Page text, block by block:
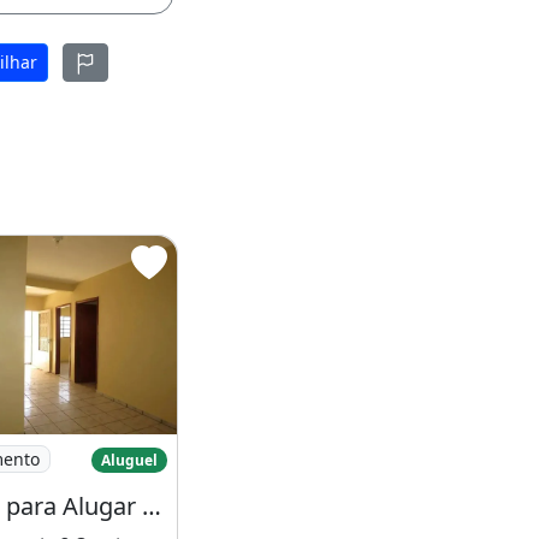
para Alugar em Samambaia Sul - Brasília
Aluguel
Imóvel para Alugar em Samambaia Sul - Brasília - Df